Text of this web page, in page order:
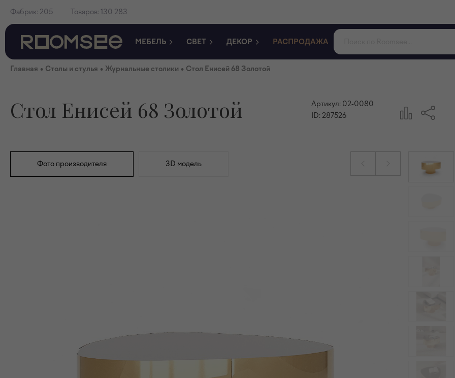
Фабрик: 205 Товаров: 130 283
МЕБЕЛЬ СВЕТ ДЕКОР РАСПРОДАЖА
Главная • Столы и стулья • Журнальные столики • Стол Енисей 68 Золотой
Стол Енисей 68 Золотой Артикул: 02-0080
ID: 287526
Фото производителя 3D модель